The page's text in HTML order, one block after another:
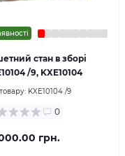
стан в зборі
/9, KXE10104
KXE10104 /9
0
грн.